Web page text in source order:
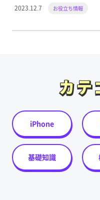
2023.12.7
お役立ち情報
カテ
カテ
iPhone
基礎知識